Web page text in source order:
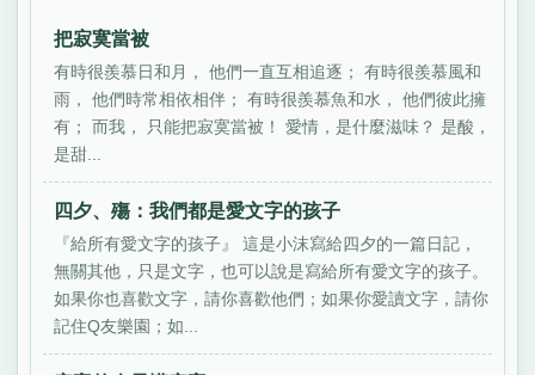
把寂寞當被
有時很羨慕日和月， 他們一直互相追逐； 有時很羨慕風和
雨， 他們時常相依相伴； 有時很羨慕魚和水， 他們彼此擁
有； 而我， 只能把寂寞當被！ 愛情，是什麼滋味？ 是酸，
是甜...
四夕、殤：我們都是愛文字的孩子
『給所有愛文字的孩子』 這是小沫寫給四夕的一篇日記，
無關其他，只是文字，也可以說是寫給所有愛文字的孩子。
如果你也喜歡文字，請你喜歡他們；如果你愛讀文字，請你
記住Q友樂園；如...